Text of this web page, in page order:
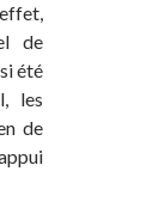
de
été
les
de